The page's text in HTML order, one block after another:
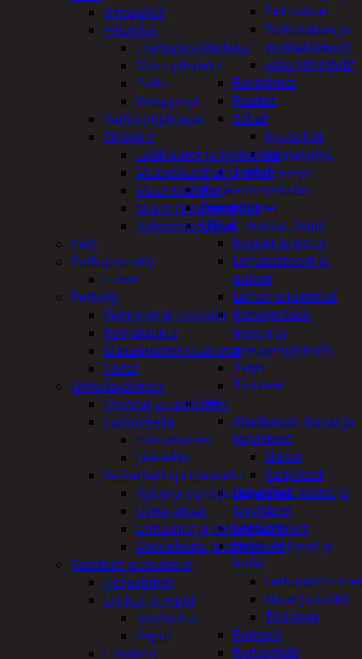
Peltisakset
Pulttisakset ja
voimaleikkurit
vetoniittipihdit
Puristimet
Puukot
Sahat
Puusahat
Rautasahat
Työkalusarjat
Korjaamotyökalut
Lämmittimet
Liimat, massat, teipit
Köydet ja narut
Liimapistoolit ja
puikot
Liimat ja lukitteet
Rasvaprässit,
massa ja
uretaanipistoolit
Teipit
Tiivisteet
LVI
Allaskaapit, hanat ja
tarvikkeet
Hanat
Kaapistot
Hajulukot, kaivot ja
tarvikkeet
Leikkurit
Nipat, liittimet ja
holkit
Nipat ja holkit
Tiivisteet
Pumput
Putkipihdit
Ilmapallot
Pihalelut
Hiekkalaatikkolelut
Muut pihalelut
Pallot
Vesipyssyt
Radio-ohjattavat
Sisälelut
Leikkiautot ja työkoneet
Muovailuvahat ja limat
Muut sisälelut
Nuket ja pehmolelut
Rakennuspalikat
Pelit
Polkupyöräily
Lukot
Retkeily
Keittimet ja ruokailu
Kylmälaukut
Makuupussit ja alustat
Teltat
Urheiluvälineet
Kypärät ja suojaimet
Talviurheilu
Hiihtäminen
Jääkiekko
Vesiurheilu ja uimalelut
Kylpytynnyrit ja porealtaat
Uima-altaat
Uimalelut ja kelluntavälineet
Vedenhoito ja tarvikkeet
Vaatteet ja asusteet
Heijastimet
Laukut ja reput
Käsilaukut
Reput
Lukulasit